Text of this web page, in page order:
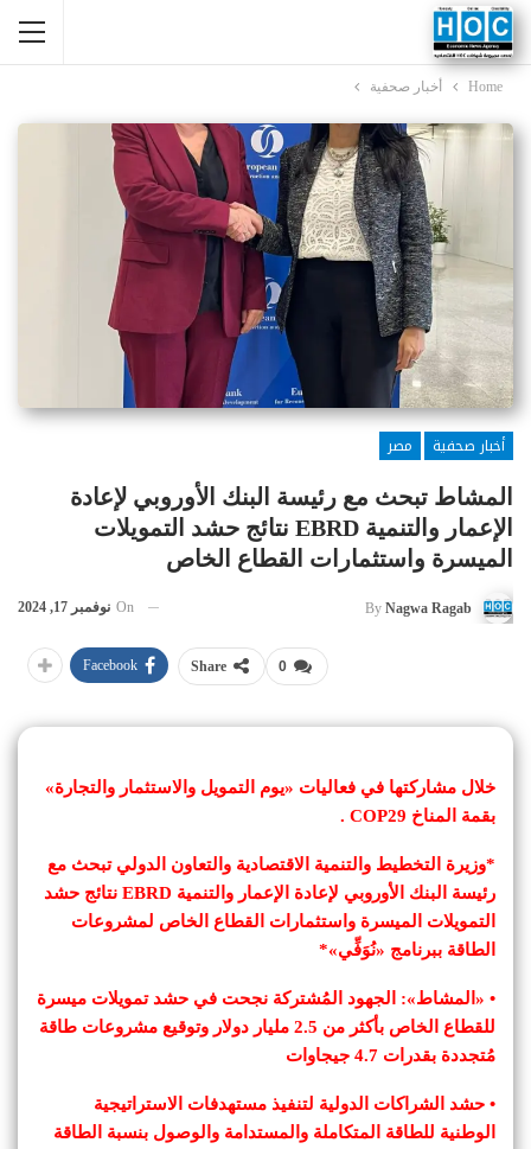
Home أخبار صحفية
أخبار صحفية
مصر
المشاط تبحث مع رئيسة البنك الأوروبي لإعادة
الإعمار والتنمية EBRD نتائج حشد التمويلات
الميسرة واستثمارات القطاع الخاص
By Nagwa Ragab
On نوفمبر 17, 2024
0
Share
Facebook
خلال مشاركتها في فعاليات «يوم التمويل والاستثمار والتجارة»
بقمة المناخ COP29 .
*وزيرة التخطيط والتنمية الاقتصادية والتعاون الدولي تبحث مع
رئيسة البنك الأوروبي لإعادة الإعمار والتنمية EBRD نتائج حشد
التمويلات الميسرة واستثمارات القطاع الخاص لمشروعات
الطاقة ببرنامج «نُوَفِّي»*
• «المشاط»: الجهود المُشتركة نجحت في حشد تمويلات ميسرة
للقطاع الخاص بأكثر من 2.5 مليار دولار وتوقيع مشروعات طاقة
مُتجددة بقدرات 4.7 جيجاوات
• حشد الشراكات الدولية لتنفيذ مستهدفات الاستراتيجية
الوطنية للطاقة المتكاملة والمستدامة والوصول بنسبة الطاقة